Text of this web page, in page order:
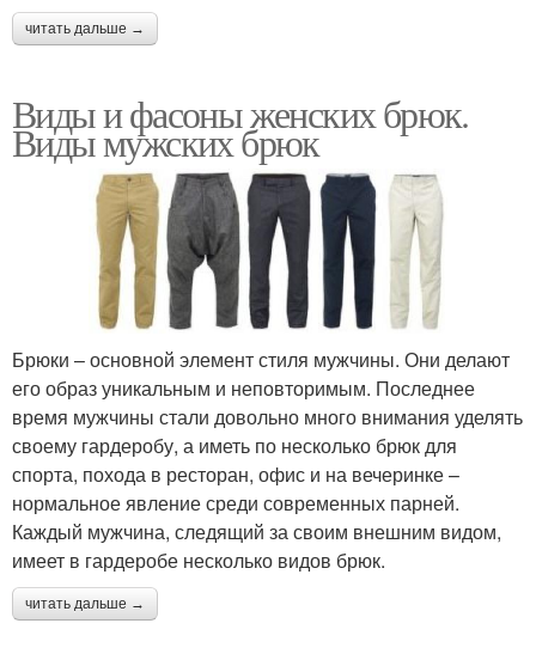
читать дальше →
Виды и фасоны женских брюк.
Виды мужских брюк
Брюки – основной элемент стиля мужчины. Они делают
его образ уникальным и неповторимым. Последнее
время мужчины стали довольно много внимания уделять
своему гардеробу, а иметь по несколько брюк для
спорта, похода в ресторан, офис и на вечеринке –
нормальное явление среди современных парней.
Каждый мужчина, следящий за своим внешним видом,
имеет в гардеробе несколько видов брюк.
читать дальше →